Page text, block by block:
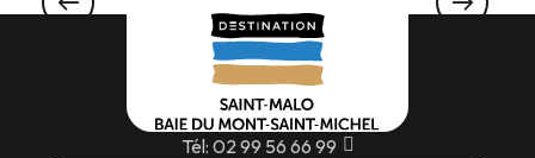
Tél: 02 99 56 66 99